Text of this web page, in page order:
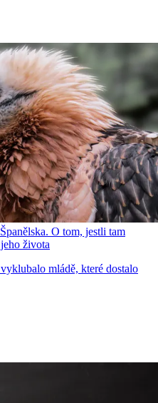
O tom, jestli tam
života
mládě, které dostalo